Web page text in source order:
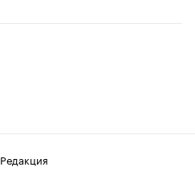
Редакция